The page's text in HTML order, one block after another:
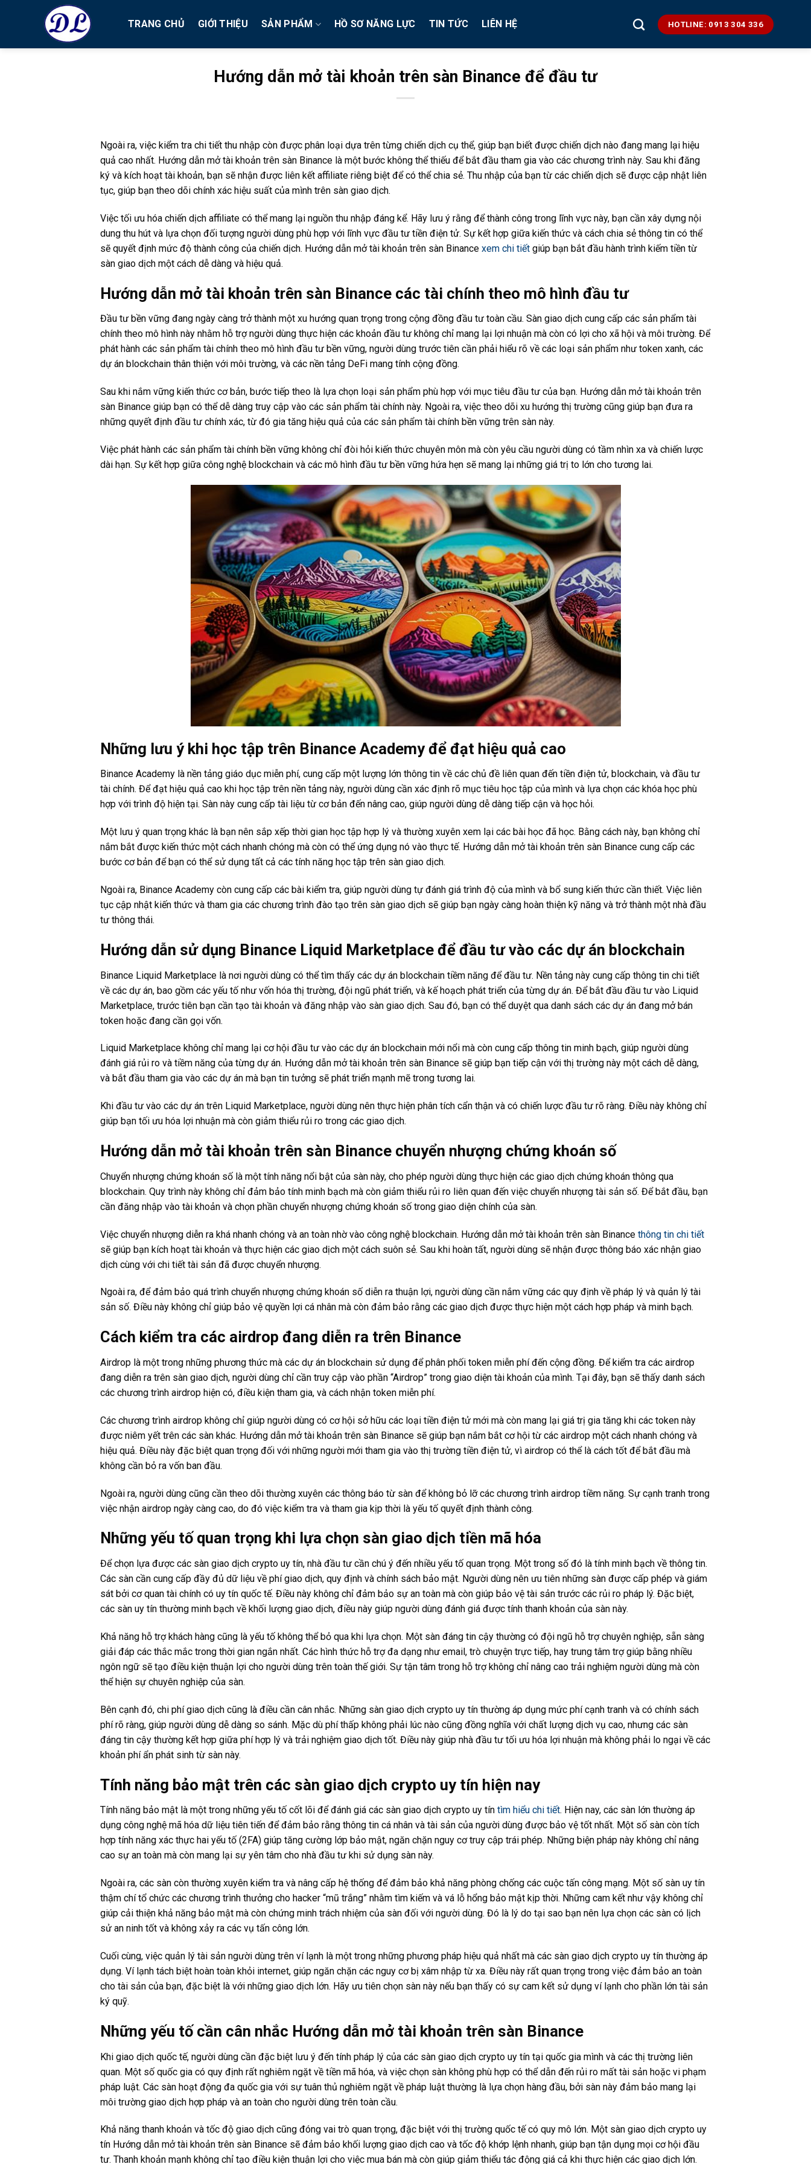
dung
TRANG CHỦ GIỚI THIỆU SẢN PHẨM HỒ SƠ NĂNG LỰC TIN TỨC LIÊN HỆ HOTLINE: 0913 304 336
Hướng dẫn mở tài khoản trên sàn Binance để đầu tư
Ngoài ra, việc kiểm tra chi tiết thu nhập còn được phân loại dựa trên từng chiến dịch cụ thể, giúp bạn biết được chiến dịch nào đang mang lại hiệu
quả cao nhất. Hướng dẫn mở tài khoản trên sàn Binance là một bước không thể thiếu để bắt đầu tham gia vào các chương trình này. Sau khi đăng
ký và kích hoạt tài khoản, bạn sẽ nhận được liên kết affiliate riêng biệt để có thể chia sẻ. Thu nhập của bạn từ các chiến dịch sẽ được cập nhật liên
tục, giúp bạn theo dõi chính xác hiệu suất của mình trên sàn giao dịch.
Việc tối ưu hóa chiến dịch affiliate có thể mang lại nguồn thu nhập đáng kể. Hãy lưu ý rằng để thành công trong lĩnh vực này, bạn cần xây dựng nội
dung thu hút và lựa chọn đối tượng người dùng phù hợp với lĩnh vực đầu tư tiền điện tử. Sự kết hợp giữa kiến thức và cách chia sẻ thông tin có thể
sẽ quyết định mức độ thành công của chiến dịch. Hướng dẫn mở tài khoản trên sàn Binancexem chi tiết giúp bạn bắt đầu hành trình kiếm tiền từ
sàn giao dịch một cách dễ dàng và hiệu quả.
Hướng dẫn mở tài khoản trên sàn Binance các tài chính theo mô hình đầu tư
Đầu tư bền vững đang ngày càng trở thành một xu hướng quan trọng trong cộng đồng đầu tư toàn cầu. Sàn giao dịch cung cấp các sản phẩm tài
chính theo mô hình này nhằm hỗ trợ người dùng thực hiện các khoản đầu tư không chỉ mang lại lợi nhuận mà còn có lợi cho xã hội và môi trường. Để
phát hành các sản phẩm tài chính theo mô hình đầu tư bền vững, người dùng trước tiên cần phải hiểu rõ về các loại sản phẩm như token xanh, các
dự án blockchain thân thiện với môi trường, và các nền tảng DeFi mang tính cộng đồng.
Sau khi nắm vững kiến thức cơ bản, bước tiếp theo là lựa chọn loại sản phẩm phù hợp với mục tiêu đầu tư của bạn. Hướng dẫn mở tài khoản trên
sàn Binance giúp bạn có thể dễ dàng truy cập vào các sản phẩm tài chính này. Ngoài ra, việc theo dõi xu hướng thị trường cũng giúp bạn đưa ra
những quyết định đầu tư chính xác, từ đó gia tăng hiệu quả của các sản phẩm tài chính bền vững trên sàn này.
Việc phát hành các sản phẩm tài chính bền vững không chỉ đòi hỏi kiến thức chuyên môn mà còn yêu cầu người dùng có tầm nhìn xa và chiến lược
dài hạn. Sự kết hợp giữa công nghệ blockchain và các mô hình đầu tư bền vững hứa hẹn sẽ mang lại những giá trị to lớn cho tương lai.
Những lưu ý khi học tập trên Binance Academy để đạt hiệu quả cao
Binance Academy là nền tảng giáo dục miễn phí, cung cấp một lượng lớn thông tin về các chủ đề liên quan đến tiền điện tử, blockchain, và đầu tư
tài chính. Để đạt hiệu quả cao khi học tập trên nền tảng này, người dùng cần xác định rõ mục tiêu học tập của mình và lựa chọn các khóa học phù
hợp với trình độ hiện tại. Sàn này cung cấp tài liệu từ cơ bản đến nâng cao, giúp người dùng dễ dàng tiếp cận và học hỏi.
Một lưu ý quan trọng khác là bạn nên sắp xếp thời gian học tập hợp lý và thường xuyên xem lại các bài học đã học. Bằng cách này, bạn không chỉ
nắm bắt được kiến thức một cách nhanh chóng mà còn có thể ứng dụng nó vào thực tế. Hướng dẫn mở tài khoản trên sàn Binance cung cấp các
bước cơ bản để bạn có thể sử dụng tất cả các tính năng học tập trên sàn giao dịch.
Ngoài ra, Binance Academy còn cung cấp các bài kiểm tra, giúp người dùng tự đánh giá trình độ của mình và bổ sung kiến thức cần thiết. Việc liên
tục cập nhật kiến thức và tham gia các chương trình đào tạo trên sàn giao dịch sẽ giúp bạn ngày càng hoàn thiện kỹ năng và trở thành một nhà đầu
tư thông thái.
Hướng dẫn sử dụng Binance Liquid Marketplace để đầu tư vào các dự án blockchain
Binance Liquid Marketplace là nơi người dùng có thể tìm thấy các dự án blockchain tiềm năng để đầu tư. Nền tảng này cung cấp thông tin chi tiết
về các dự án, bao gồm các yếu tố như vốn hóa thị trường, đội ngũ phát triển, và kế hoạch phát triển của từng dự án. Để bắt đầu đầu tư vào Liquid
Marketplace, trước tiên bạn cần tạo tài khoản và đăng nhập vào sàn giao dịch. Sau đó, bạn có thể duyệt qua danh sách các dự án đang mở bán
token hoặc đang cần gọi vốn.
Liquid Marketplace không chỉ mang lại cơ hội đầu tư vào các dự án blockchain mới nổi mà còn cung cấp thông tin minh bạch, giúp người dùng
đánh giá rủi ro và tiềm năng của từng dự án. Hướng dẫn mở tài khoản trên sàn Binance sẽ giúp bạn tiếp cận với thị trường này một cách dễ dàng,
và bắt đầu tham gia vào các dự án mà bạn tin tưởng sẽ phát triển mạnh mẽ trong tương lai.
Khi đầu tư vào các dự án trên Liquid Marketplace, người dùng nên thực hiện phân tích cẩn thận và có chiến lược đầu tư rõ ràng. Điều này không chỉ
giúp bạn tối ưu hóa lợi nhuận mà còn giảm thiểu rủi ro trong các giao dịch.
Hướng dẫn mở tài khoản trên sàn Binance chuyển nhượng chứng khoán số
Chuyển nhượng chứng khoán số là một tính năng nổi bật của sàn này, cho phép người dùng thực hiện các giao dịch chứng khoán thông qua
blockchain. Quy trình này không chỉ đảm bảo tính minh bạch mà còn giảm thiểu rủi ro liên quan đến việc chuyển nhượng tài sản số. Để bắt đầu, bạn
cần đăng nhập vào tài khoản và chọn phần chuyển nhượng chứng khoán số trong giao diện chính của sàn.
Việc chuyển nhượng diễn ra khá nhanh chóng và an toàn nhờ vào công nghệ blockchain. Hướng dẫn mở tài khoản trên sàn Binancethông tin chi tiết
sẽ giúp bạn kích hoạt tài khoản và thực hiện các giao dịch một cách suôn sẻ. Sau khi hoàn tất, người dùng sẽ nhận được thông báo xác nhận giao
dịch cùng với chi tiết tài sản đã được chuyển nhượng.
Ngoài ra, để đảm bảo quá trình chuyển nhượng chứng khoán số diễn ra thuận lợi, người dùng cần nắm vững các quy định về pháp lý và quản lý tài
sản số. Điều này không chỉ giúp bảo vệ quyền lợi cá nhân mà còn đảm bảo rằng các giao dịch được thực hiện một cách hợp pháp và minh bạch.
Cách kiểm tra các airdrop đang diễn ra trên Binance
Airdrop là một trong những phương thức mà các dự án blockchain sử dụng để phân phối token miễn phí đến cộng đồng. Để kiểm tra các airdrop
đang diễn ra trên sàn giao dịch, người dùng chỉ cần truy cập vào phần “Airdrop” trong giao diện tài khoản của mình. Tại đây, bạn sẽ thấy danh sách
các chương trình airdrop hiện có, điều kiện tham gia, và cách nhận token miễn phí.
Các chương trình airdrop không chỉ giúp người dùng có cơ hội sở hữu các loại tiền điện tử mới mà còn mang lại giá trị gia tăng khi các token này
được niêm yết trên các sàn khác. Hướng dẫn mở tài khoản trên sàn Binance sẽ giúp bạn nắm bắt cơ hội từ các airdrop một cách nhanh chóng và
hiệu quả. Điều này đặc biệt quan trọng đối với những người mới tham gia vào thị trường tiền điện tử, vì airdrop có thể là cách tốt để bắt đầu mà
không cần bỏ ra vốn ban đầu.
Ngoài ra, người dùng cũng cần theo dõi thường xuyên các thông báo từ sàn để không bỏ lỡ các chương trình airdrop tiềm năng. Sự cạnh tranh trong
việc nhận airdrop ngày càng cao, do đó việc kiểm tra và tham gia kịp thời là yếu tố quyết định thành công.
Những yếu tố quan trọng khi lựa chọn sàn giao dịch tiền mã hóa
Để chọn lựa được các sàn giao dịch crypto uy tín, nhà đầu tư cần chú ý đến nhiều yếu tố quan trọng. Một trong số đó là tính minh bạch về thông tin.
Các sàn cần cung cấp đầy đủ dữ liệu về phí giao dịch, quy định và chính sách bảo mật. Người dùng nên ưu tiên những sàn được cấp phép và giám
sát bởi cơ quan tài chính có uy tín quốc tế. Điều này không chỉ đảm bảo sự an toàn mà còn giúp bảo vệ tài sản trước các rủi ro pháp lý. Đặc biệt,
các sàn uy tín thường minh bạch về khối lượng giao dịch, điều này giúp người dùng đánh giá được tính thanh khoản của sàn này.
Khả năng hỗ trợ khách hàng cũng là yếu tố không thể bỏ qua khi lựa chọn. Một sàn đáng tin cậy thường có đội ngũ hỗ trợ chuyên nghiệp, sẵn sàng
giải đáp các thắc mắc trong thời gian ngắn nhất. Các hình thức hỗ trợ đa dạng như email, trò chuyện trực tiếp, hay trung tâm trợ giúp bằng nhiều
ngôn ngữ sẽ tạo điều kiện thuận lợi cho người dùng trên toàn thế giới. Sự tận tâm trong hỗ trợ không chỉ nâng cao trải nghiệm người dùng mà còn
thể hiện sự chuyên nghiệp của sàn.
Bên cạnh đó, chi phí giao dịch cũng là điều cần cân nhắc. Những sàn giao dịch crypto uy tín thường áp dụng mức phí cạnh tranh và có chính sách
phí rõ ràng, giúp người dùng dễ dàng so sánh. Mặc dù phí thấp không phải lúc nào cũng đồng nghĩa với chất lượng dịch vụ cao, nhưng các sàn
đáng tin cậy thường kết hợp giữa phí hợp lý và trải nghiệm giao dịch tốt. Điều này giúp nhà đầu tư tối ưu hóa lợi nhuận mà không phải lo ngại về các
khoản phí ẩn phát sinh từ sàn này.
Tính năng bảo mật trên các sàn giao dịch crypto uy tín hiện nay
Tính năng bảo mật là một trong những yếu tố cốt lõi để đánh giá các sàn giao dịch crypto uy tíntìm hiểu chi tiết. Hiện nay, các sàn lớn thường áp
dụng công nghệ mã hóa dữ liệu tiên tiến để đảm bảo rằng thông tin cá nhân và tài sản của người dùng được bảo vệ tốt nhất. Một số sàn còn tích
hợp tính năng xác thực hai yếu tố (2FA) giúp tăng cường lớp bảo mật, ngăn chặn nguy cơ truy cập trái phép. Những biện pháp này không chỉ nâng
cao sự an toàn mà còn mang lại sự yên tâm cho nhà đầu tư khi sử dụng sàn này.
Ngoài ra, các sàn còn thường xuyên kiểm tra và nâng cấp hệ thống để đảm bảo khả năng phòng chống các cuộc tấn công mạng. Một số sàn uy tín
thậm chí tổ chức các chương trình thưởng cho hacker “mũ trắng” nhằm tìm kiếm và vá lỗ hổng bảo mật kịp thời. Những cam kết như vậy không chỉ
giúp cải thiện khả năng bảo mật mà còn chứng minh trách nhiệm của sàn đối với người dùng. Đó là lý do tại sao bạn nên lựa chọn các sàn có lịch
sử an ninh tốt và không xảy ra các vụ tấn công lớn.
Cuối cùng, việc quản lý tài sản người dùng trên ví lạnh là một trong những phương pháp hiệu quả nhất mà các sàn giao dịch crypto uy tín thường áp
dụng. Ví lạnh tách biệt hoàn toàn khỏi internet, giúp ngăn chặn các nguy cơ bị xâm nhập từ xa. Điều này rất quan trọng trong việc đảm bảo an toàn
cho tài sản của bạn, đặc biệt là với những giao dịch lớn. Hãy ưu tiên chọn sàn này nếu bạn thấy có sự cam kết sử dụng ví lạnh cho phần lớn tài sản
ký quỹ.
Những yếu tố cần cân nhắc Hướng dẫn mở tài khoản trên sàn Binance
Khi giao dịch quốc tế, người dùng cần đặc biệt lưu ý đến tính pháp lý của các sàn giao dịch crypto uy tín tại quốc gia mình và các thị trường liên
quan. Một số quốc gia có quy định rất nghiêm ngặt về tiền mã hóa, và việc chọn sàn không phù hợp có thể dẫn đến rủi ro mất tài sản hoặc vi phạm
pháp luật. Các sàn hoạt động đa quốc gia với sự tuân thủ nghiêm ngặt về pháp luật thường là lựa chọn hàng đầu, bởi sàn này đảm bảo mang lại
môi trường giao dịch hợp pháp và an toàn cho người dùng trên toàn cầu.
Khả năng thanh khoản và tốc độ giao dịch cũng đóng vai trò quan trọng, đặc biệt với thị trường quốc tế có quy mô lớn. Một sàn giao dịch crypto uy
tín Hướng dẫn mở tài khoản trên sàn Binance sẽ đảm bảo khối lượng giao dịch cao và tốc độ khớp lệnh nhanh, giúp bạn tận dụng mọi cơ hội đầu
tư. Thanh khoản mạnh không chỉ tạo điều kiện thuận lợi cho việc mua bán mà còn giúp giảm thiểu tác động giá cả khi thực hiện các giao dịch lớn.